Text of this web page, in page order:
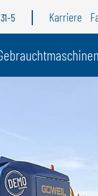
5 Karriere